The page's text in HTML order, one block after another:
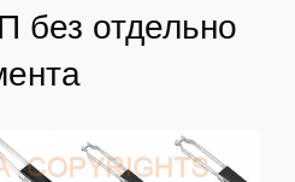
без отдельно